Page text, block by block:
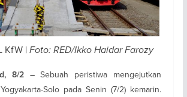
KfW |Foto: RED/Ikko Haidar Farozy
8/2 –Sebuah peristiwa mengejutkan
Solo pada Senin (7/2) kemarin.